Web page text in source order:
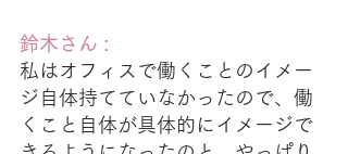
鈴木さん :
私はオフィスで働くことのイメー
ジ自体持てていなかったので、働
くこと自体が具体的にイメージで